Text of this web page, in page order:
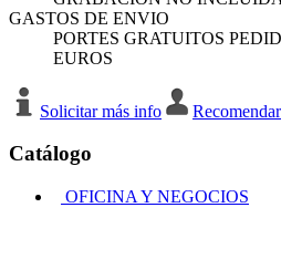
GASTOS DE ENVIO
PORTES GRATUITOS
EUROS
Solicitar más info Recomendar
Catálogo
OFICINA Y NEGOCIOS